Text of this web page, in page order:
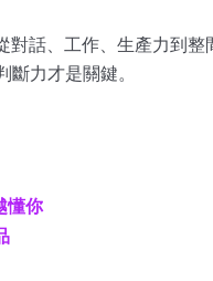
對話、工作、生產力到
力才是關鍵。
懂你